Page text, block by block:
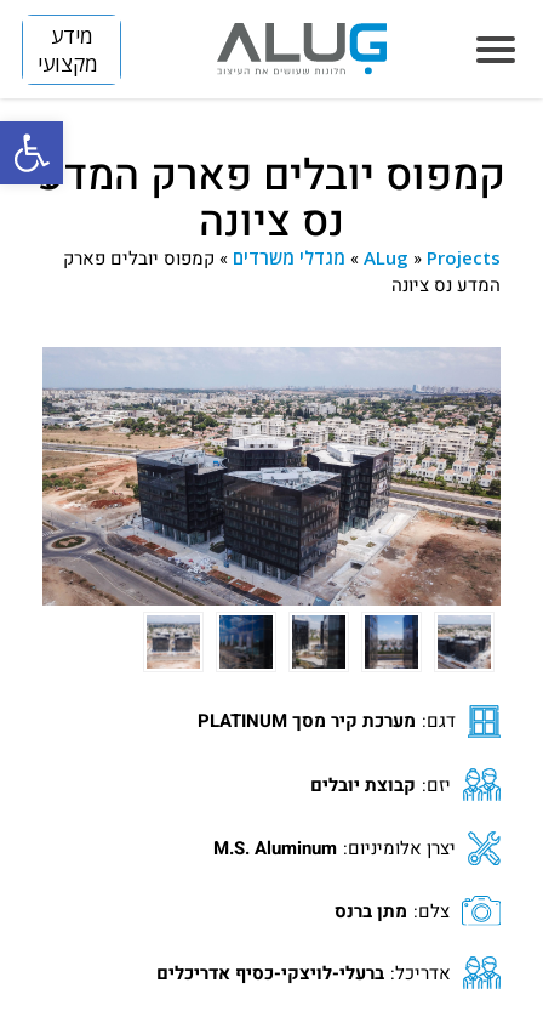
פתח
מידע
מקצועי
הסיפור שלנו
LUMINIZE
HORIZON S
HORIZON
VISION
VILLAGE
LOFT
FRAME
FRAMELESS
הצללה
ARENA
TITAN
מחיצות
DIVIDE
קירות מסך
פרוייקטים
בנייה פרטית
בנייה רוויה
מגדלי משרדים
פרוייקטים שונים
חלונות אלומיניום
חלונות בלגים
חלונות מינימל
חלונות ציר
חלונות הזזה
חלונות קיפ
ALUG Masters
בלוג
מן התקשורת
Innovation
צרו קשר
אדריכלים
קמפוס יובלים פארק המדע
נס ציונה
ALug » Projects
» מגדלי משרדים » קמפוס יובלים פארק
המדע נס ציונה
דגם: מערכת קיר מסך PLATINUM
יזם: קבוצת יובלים
יצרן אלומיניום: M.S. Aluminum
צלם: מתן ברנס
אדריכל: ברעלי-לויצקי-כסיף אדריכלים